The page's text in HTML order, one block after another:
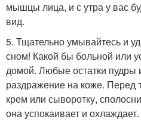
мышцы лица, и с утра у вас
вид.
5. Тщательно умывайтесь и
сном! Какой бы больной или
домой. Любые остатки пудры
раздражение на коже. Перед
крем или сыворотку,
она успокаивает и охлаждает.